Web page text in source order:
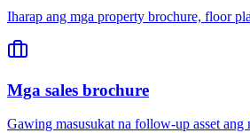
Iharap ang mga property brochure, floor
Mga sales brochure
Gawing masusukat na follow-up asset ang